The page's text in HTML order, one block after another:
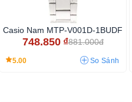
Casio Nam MTP-V001D-1BUDF
748.850 ₫881.000đ
5.00 So Sánh